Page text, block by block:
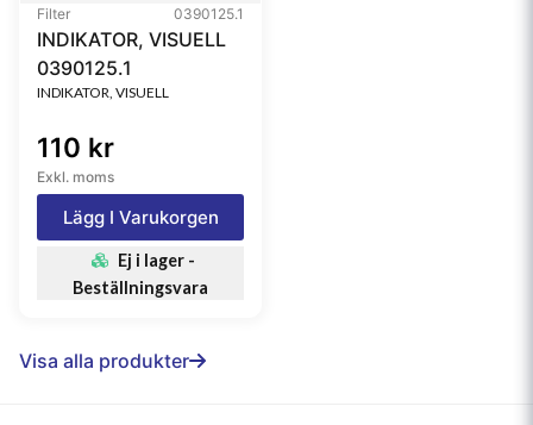
Filter 0390125.1
INDIKATOR, VISUELL
0390125.1
INDIKATOR, VISUELL
110 kr
Exkl. moms
Lägg I Varukorgen
Ej i lager -
Beställningsvara
Visa alla produkter